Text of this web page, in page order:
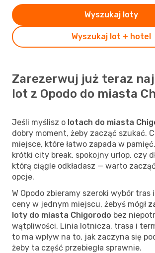
Wyszukaj lot + hotel
Wyszukaj loty
Zarezerwuj już teraz
lot z Opodo do miasta
Jeśli myślisz o lotach do miasta
dobry moment, żeby zacząć szukać.
miejsce, które łatwo zapada w
krótki city break, spokojny urlop, czy
którą ciągle odkładasz — warto
opcje.
W Opodo zbieramy szeroki wybór
ceny w jednym miejscu, żebyś mógł
loty do miasta Chigorodo bez
wątpliwości. Linia lotnicza, trasa i
to ma wpływ na to, jak zaczyna się
żeby ta część przebiegła sprawnie.